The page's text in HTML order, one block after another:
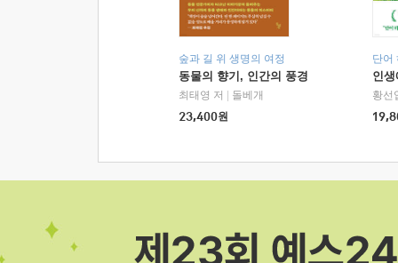
숲과 길 위 생명의 여정
동물의 향기, 인간의 풍경
최태영 저
돌베개
23,400원
단어
인
황선